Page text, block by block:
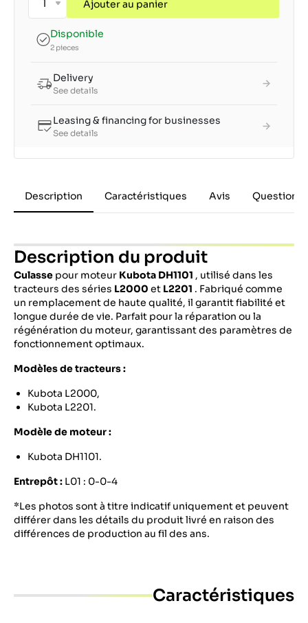
Ajouter au panier
Disponible
2 pieces
Delivery
See details
Leasing & financing for businesses
See details
Description Caractéristiques Avis Questions
Description du produit
Culasse pour moteur Kubota DH1101 , utilisé dans les
tracteurs des séries L2000 et L2201 . Fabriqué comme
un remplacement de haute qualité, il garantit fiabilité et
longue durée de vie. Parfait pour la réparation ou la
régénération du moteur, garantissant des paramètres de
fonctionnement optimaux.
Modèles de tracteurs :
Kubota L2000,
Kubota L2201.
Modèle de moteur :
Kubota DH1101.
Entrepôt : L01 : 0-0-4
*Les photos sont à titre indicatif uniquement et peuvent
différer dans les détails du produit livré en raison des
différences de production au fil des ans.
Caractéristiques